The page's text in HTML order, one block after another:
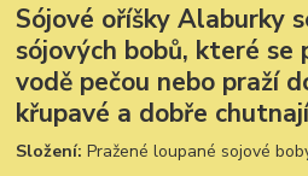
Sójové oříšky Alaburky
sójových bobů, které se
vodě pečou nebo praží
křupavé a dobře
Složení: Pražené loupané sojové